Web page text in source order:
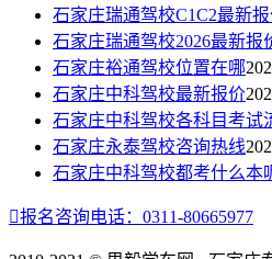
石家庄瑞通驾校C1C2最新
石家庄瑞通驾校2026最新报
石家庄裕通驾校位置在哪
石家庄中科驾校最新报价
石家庄中科驾校各科目考试
石家庄永泰驾校咨询热线
石家庄中科驾校都考什么本
报名咨询电话：0311-80665977